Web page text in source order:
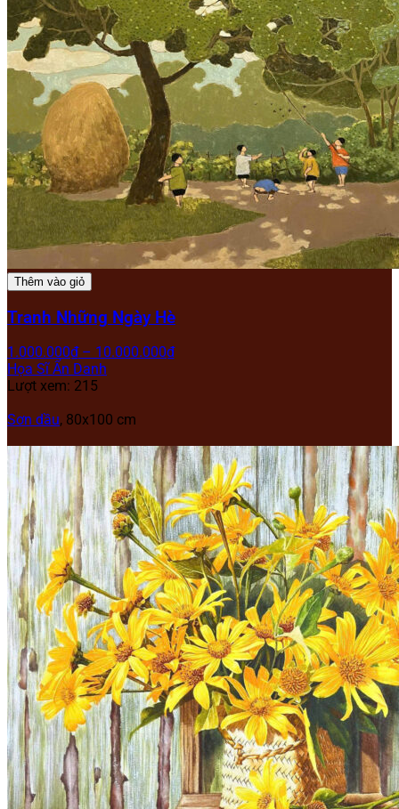
Thêm vào giỏ
Tranh Những Ngày Hè
1.000.000₫ – 10.000.000₫
Họa Sĩ Ẩn Danh
Lượt xem: 215
Sơn dầu, 80x100 cm